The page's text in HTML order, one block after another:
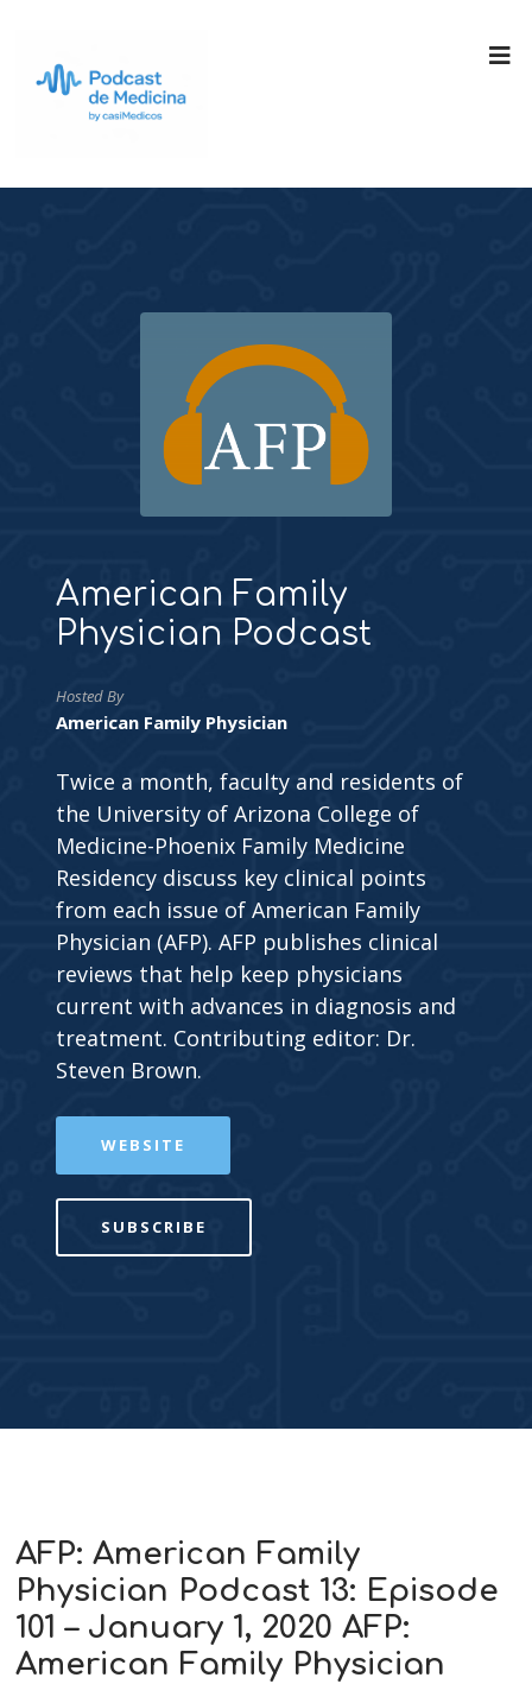
American Family
Physician Podcast
Hosted By
American Family Physician
Twice a month, faculty and residents of
the University of Arizona College of
Medicine-Phoenix Family Medicine
Residency discuss key clinical points
from each issue of American Family
Physician (AFP). AFP publishes clinical
reviews that help keep physicians
current with advances in diagnosis and
treatment. Contributing editor: Dr.
Steven Brown.
WEBSITE
SUBSCRIBE
AFP: American Family
Physician Podcast 13: Episode
101 – January 1, 2020 AFP:
American Family Physician